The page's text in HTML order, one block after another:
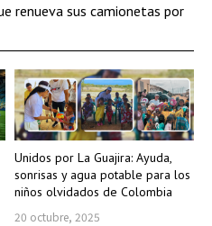
Unidos por La Guajira: Ayuda,
sonrisas y agua potable para los
niños olvidados de Colombia
20 octubre, 2025
renueva sus camionetas por